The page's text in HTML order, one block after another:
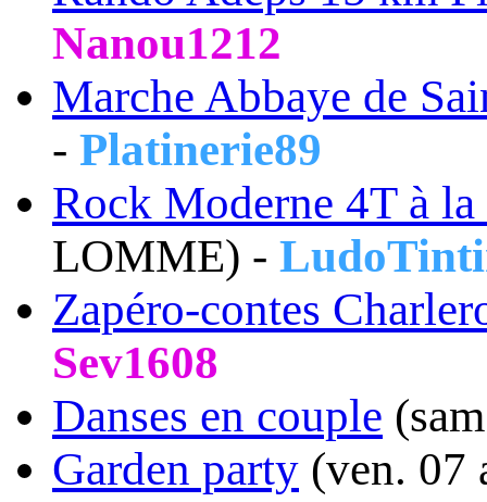
Nanou1212
Marche Abbaye de
- Platinerie89
Rock Moderne 4T à
LOMME) -
Zapéro-contes
Sev1608
Danses en couple
Garden party (ven. 07